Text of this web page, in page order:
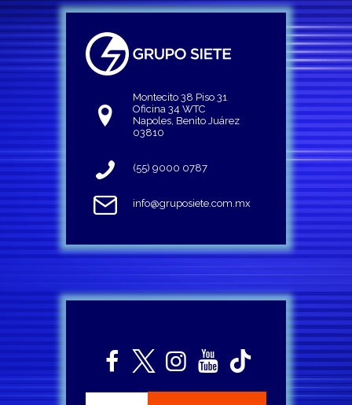
Montecito 38 Piso 31
Oficina 34 WTC
Napoles, Benito Juárez
03810
(55) 9000 0787
info@gruposiete.com.mx